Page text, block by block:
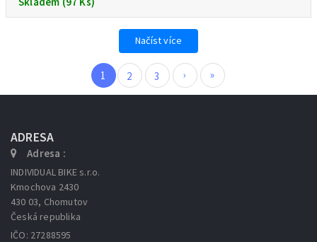
Načíst více
1 2 3 › »
ADRESA
Adresa :
INDIVIDUAL BIKE s.r.o.
Kmochova 2430
430 03, Chomutov
Česká republika
IČO: 27288595